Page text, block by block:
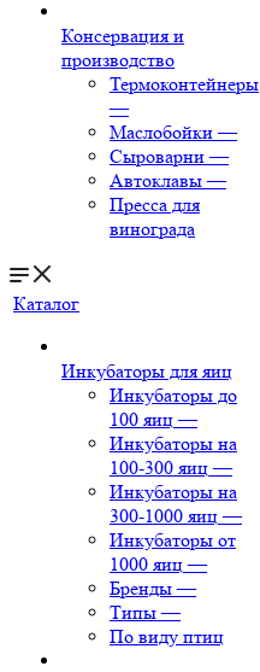
Консервация и
производство
Термоконтейнеры
—
Маслобойки —
Сыроварни —
Автоклавы —
Пресса для
винограда
Каталог
Инкубаторы для яиц
Инкубаторы до
100 яиц —
Инкубаторы на
100-300 яиц —
Инкубаторы на
300-1000 яиц —
Инкубаторы от
1000 яиц —
Бренды —
Типы —
По виду птиц